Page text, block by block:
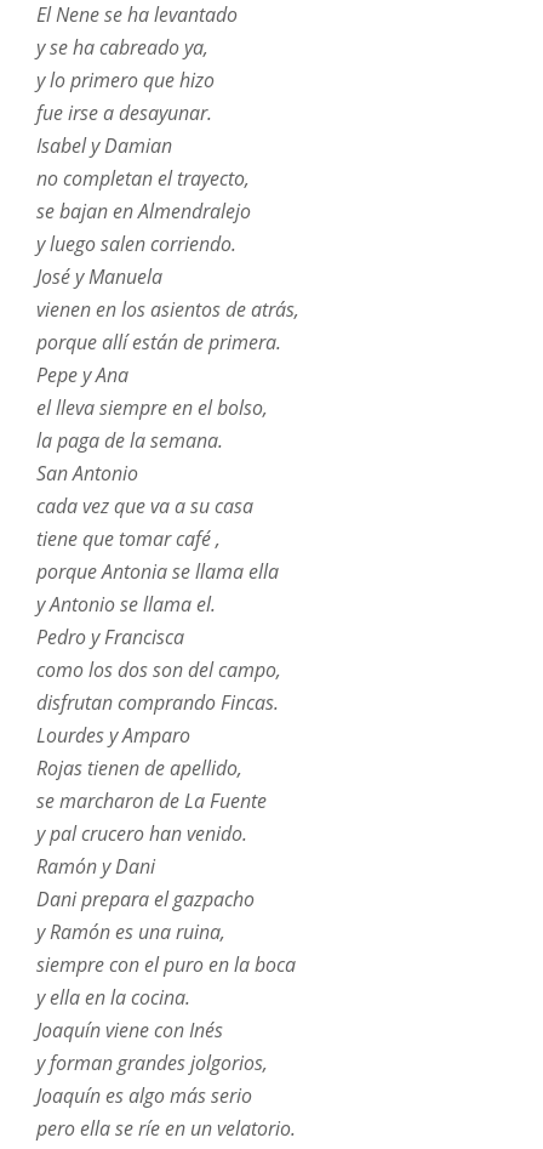
El Nene se ha levantado
y se ha cabreado ya,
y lo primero que hizo
fue irse a desayunar.
Isabel y Damian
no completan el trayecto,
se bajan en Almendralejo
y luego salen corriendo.
José y Manuela
vienen en los asientos de atrás,
porque allí están de primera.
Pepe y Ana
el lleva siempre en el bolso,
la paga de la semana.
San Antonio
cada vez que va a su casa
tiene que tomar café ,
porque Antonia se llama ella
y Antonio se llama el.
Pedro y Francisca
como los dos son del campo,
disfrutan comprando Fincas.
Lourdes y Amparo
Rojas tienen de apellido,
se marcharon de La Fuente
y pal crucero han venido.
Ramón y Dani
Dani prepara el gazpacho
y Ramón es una ruina,
siempre con el puro en la boca
y ella en la cocina.
Joaquín viene con Inés
y forman grandes jolgorios,
Joaquín es algo más serio
pero ella se ríe en un velatorio.